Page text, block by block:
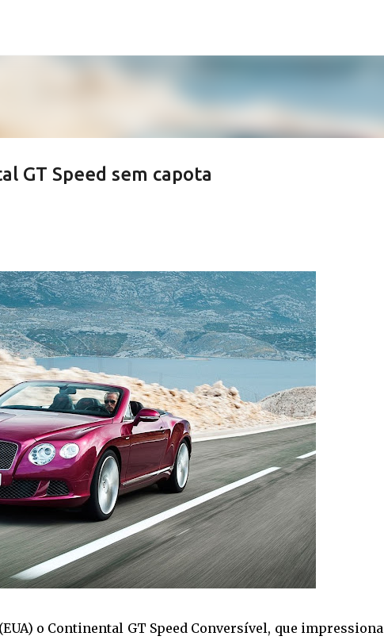
GT Speed sem capota
o Continental GT Speed Conversível, que impressiona